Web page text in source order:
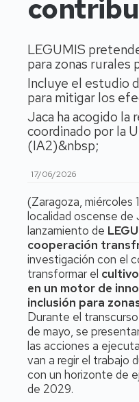
LEGUMIS
para zonas rurales
Incluye el estudio
para mitigar los
Jaca ha acogido
coordinado por la
(IA2)&nbsp;
17/06/2026
(Zaragoza, miércoles
localidad oscense de
lanzamiento de
cooperación
investigación con el
transformar el
en un motor de
inclusión para
Durante el
de mayo, se
las acciones a
van a regir el trabajo
con un horizonte de
de 2029.